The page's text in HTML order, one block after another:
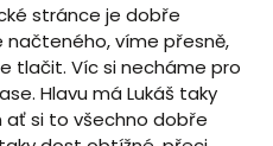
stránce je dobře
víme přesně,
tlačit. Víc si necháme pro
Hlavu má Lukáš taky
si to všechno dobře